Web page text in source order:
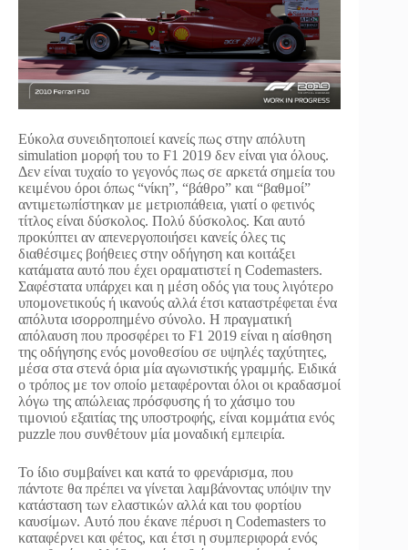
Εύκολα συνειδητοποιεί κανείς πως στην απόλυτη
simulation μορφή του το F1 2019 δεν είναι για όλους.
Δεν είναι τυχαίο το γεγονός πως σε αρκετά σημεία του
κειμένου όροι όπως “νίκη”, “βάθρο” και “βαθμοί”
αντιμετωπίστηκαν με μετριοπάθεια, γιατί ο φετινός
τίτλος είναι δύσκολος. Πολύ δύσκολος. Και αυτό
προκύπτει αν απενεργοποιήσει κανείς όλες τις
διαθέσιμες βοήθειες στην οδήγηση και κοιτάξει
κατάματα αυτό που έχει οραματιστεί η Codemasters.
Σαφέστατα υπάρχει και η μέση οδός για τους λιγότερο
υπομονετικούς ή ικανούς αλλά έτσι καταστρέφεται ένα
απόλυτα ισορροπημένο σύνολο. Η πραγματική
απόλαυση που προσφέρει το F1 2019 είναι η αίσθηση
της οδήγησης ενός μονοθεσίου σε υψηλές ταχύτητες,
μέσα στα στενά όρια μία αγωνιστικής γραμμής. Ειδικά
ο τρόπος με τον οποίο μεταφέρονται όλοι οι κραδασμοί
λόγω της απώλειας πρόσφυσης ή το χάσιμο του
τιμονιού εξαιτίας της υποστροφής, είναι κομμάτια ενός
puzzle που συνθέτουν μία μοναδική εμπειρία.
Το ίδιο συμβαίνει και κατά το φρενάρισμα, που
πάντοτε θα πρέπει να γίνεται λαμβάνοντας υπόψιν την
κατάσταση των ελαστικών αλλά και του φορτίου
καυσίμων. Αυτό που έκανε πέρυσι η Codemasters το
καταφέρνει και φέτος, και έτσι η συμπεριφορά ενός